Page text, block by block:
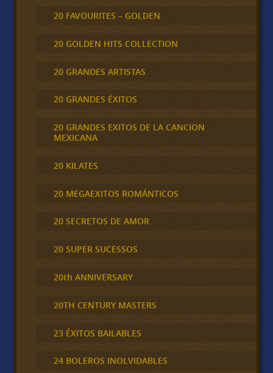
20 FAVOURITES – GOLDEN
20 GOLDEN HITS COLLECTION
20 GRANDES ARTISTAS
20 GRANDES ÉXITOS
20 GRANDES EXITOS DE LA CANCION
MEXICANA
20 KILATES
20 MEGAEXITOS ROMÁNTICOS
20 SECRETOS DE AMOR
20 SUPER SUCESSOS
20th ANNIVERSARY
20TH CENTURY MASTERS
23 ÉXITOS BAILABLES
24 BOLEROS INOLVIDABLES